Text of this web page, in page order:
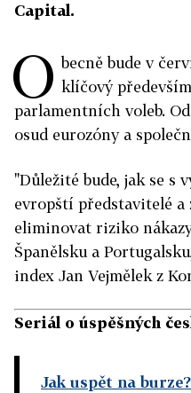
Capital.
O becně bude v
klíčový
parlamentních voleb.
osud eurozóny a
"Důležité bude, jak se s
evropští představitelé a
eliminovat riziko
Španělsku a
index Jan Vejmělek z
Seriál o úspěšných
Jak uspět na